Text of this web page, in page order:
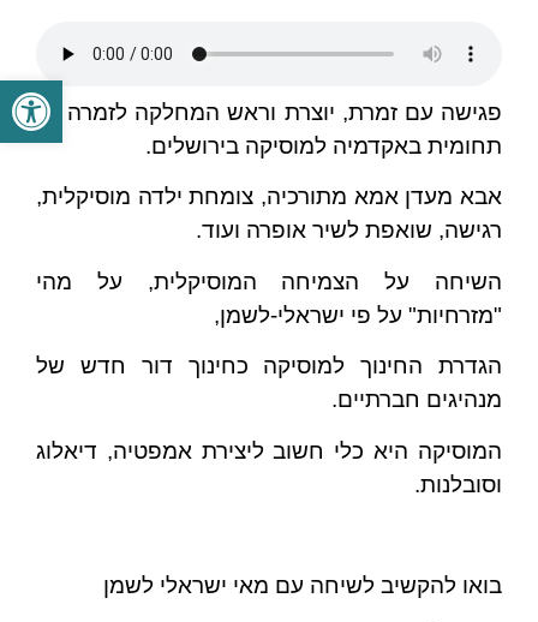
פתח
פגישה עם זמרת, יוצרת וראש המחלקה לזמרה רב
תחומית באקדמיה למוסיקה בירושלים.
אבא מעדן אמא מתורכיה, צומחת ילדה מוסיקלית,
רגישה, שואפת לשיר אופרה ועוד.
השיחה על הצמיחה המוסיקלית, על מהי
"מזרחיות" על פי ישראלי-לשמן,
הגדרת החינוך למוסיקה כחינוך דור חדש של
מנהיגים חברתיים.
המוסיקה היא כלי חשוב ליצירת אמפטיה, דיאלוג
וסובלנות.
בואו להקשיב לשיחה עם מאי ישראלי לשמן